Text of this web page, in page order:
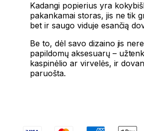
Kadangi popierius yra
pakankamai storas, jis ne tik
bet ir saugo viduje esančią
Be to, dėl savo dizaino jis
papildomų aksesuarų –
kaspinėlio ar virvelės, ir
paruošta.